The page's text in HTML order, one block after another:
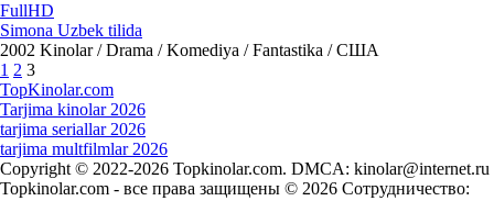
FullHD
Simona Uzbek tilida
2002 Kinolar / Drama / Komediya / Fantastika / США
1 2 3
TopKinolar.com
Tarjima kinolar 2026
tarjima seriallar 2026
tarjima multfilmlar 2026
Copyright © 2022-2026 Topkinolar.com. DMCA: kinolar@internet.ru
Topkinolar.com - все права защищены © 2026 Сотрудничество: